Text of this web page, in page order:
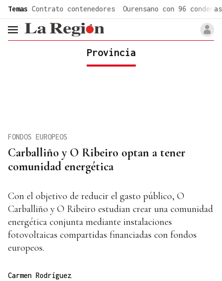
Temas Contrato contenedores Ourensano con 96 condenas
header.menu.open
Provincia
Carballiño y O Ribeiro optan a tener
comunidad energética
FONDOS EUROPEOS
Con el objetivo de reducir el gasto público, O
Carballiño y O Ribeiro estudian crear una comunidad
energética conjunta mediante instalaciones
fotovoltaicas compartidas financiadas con fondos
europeos.
Carmen Rodríguez